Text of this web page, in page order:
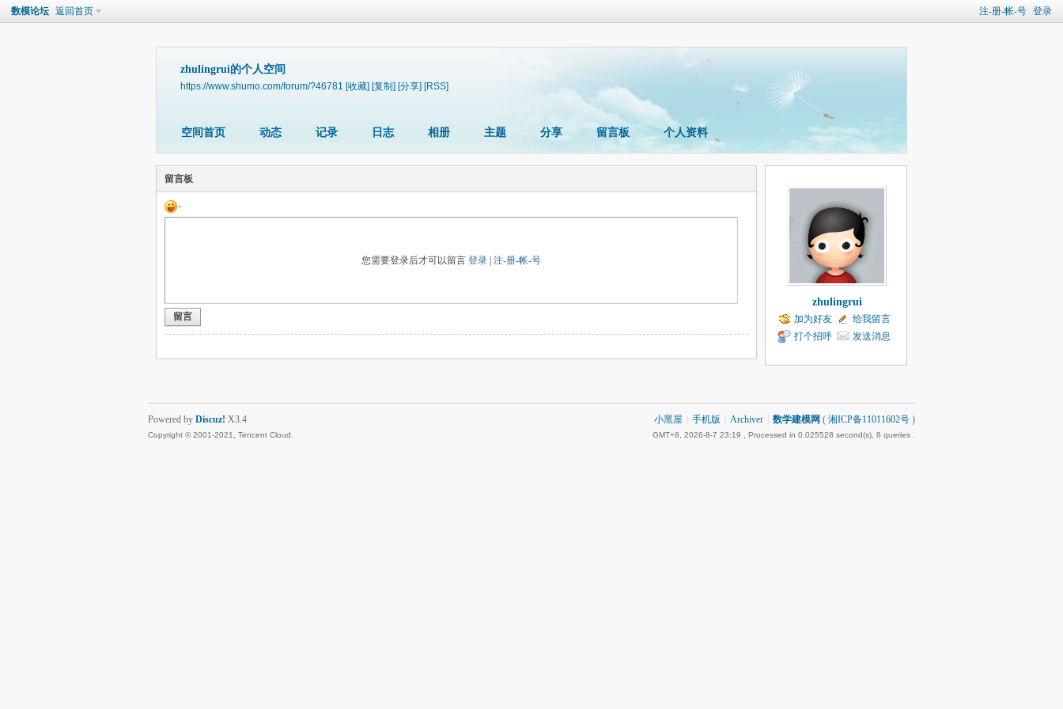
注-册-帐-号 登录
数模论坛 返回首页
zhulingrui的个人空间
https://www.shumo.com/forum/?46781 [收藏] [复制] [分享] [RSS]
空间首页 动态 记录 日志 相册 主题 分享 留言板 个人资料
留言板
您需要登录后才可以留言登录 |注-册-帐-号
留言
zhulingrui
加为好友
给我留言
打个招呼
发送消息
小黑屋 手机版 Archiver 数学建模网 ( 湘ICP备11011602号 )
GMT+8, 2026-8-7 23:19 , Processed in 0.025528 second(s), 8 queries .
Powered by Discuz! X3.4
Copyright © 2001-2021, Tencent Cloud.